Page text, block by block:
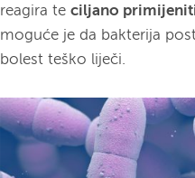
reagira teciljano
moguće je da bakterija
bolest teško liječi.